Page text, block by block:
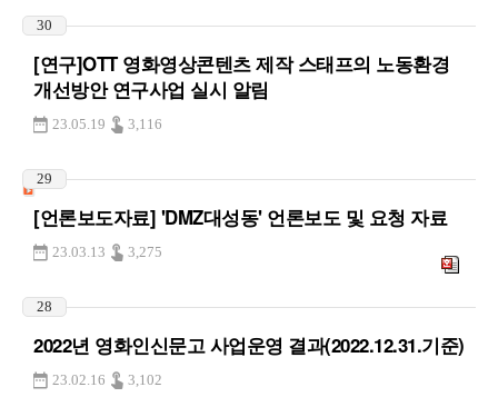
30
[연구]OTT 영화영상콘텐츠 제작 스태프의 노동환경
개선방안 연구사업 실시 알림
23.05.19 3,116
29
[언론보도자료] 'DMZ대성동' 언론보도 및 요청 자료
23.03.13 3,275
28
2022년 영화인신문고 사업운영 결과(2022.12.31.기준)
23.02.16 3,102